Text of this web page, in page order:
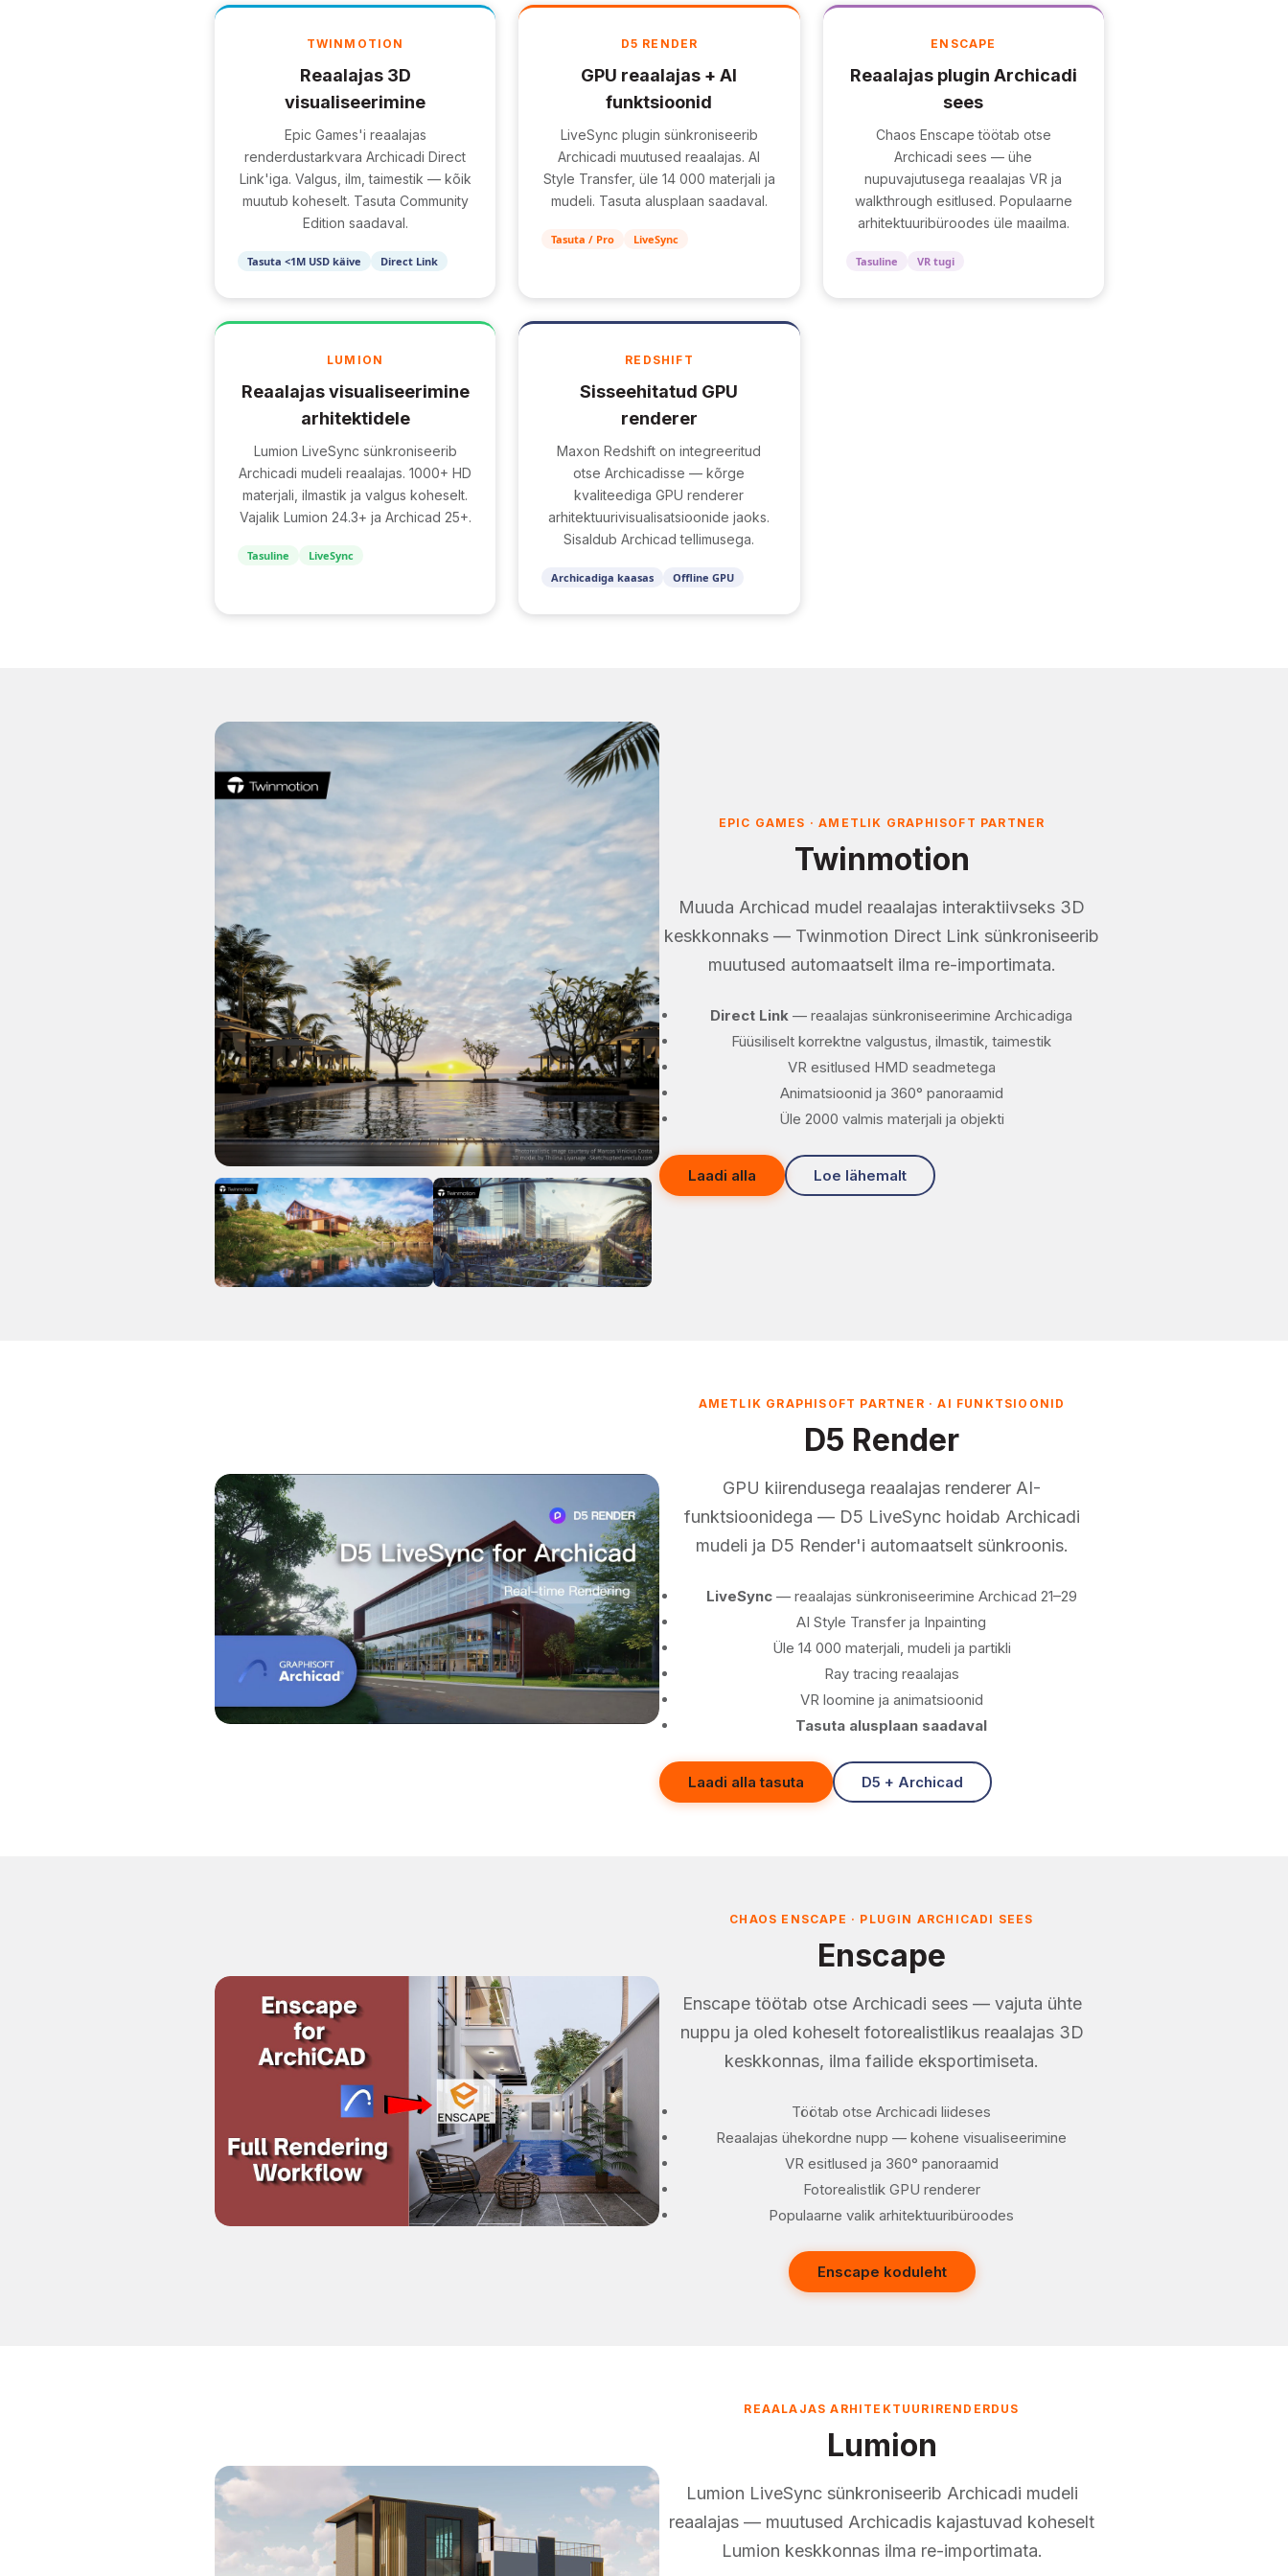
TWINMOTION
Reaalajas 3D
visualiseerimine
Epic Games'i reaalajas
renderdustarkvara Archicadi Direct
Link'iga. Valgus, ilm, taimestik — kõik
muutub koheselt. Tasuta Community
Edition saadaval.
Tasuta <1M USD käive Direct Link
D5 RENDER
GPU reaalajas + AI
funktsioonid
LiveSync plugin sünkroniseerib
Archicadi muutused reaalajas. AI
Style Transfer, üle 14 000 materjali ja
mudeli. Tasuta alusplaan saadaval.
Tasuta / Pro LiveSync
ENSCAPE
Reaalajas plugin Archicadi
sees
Chaos Enscape töötab otse
Archicadi sees — ühe
nupuvajutusega reaalajas VR ja
walkthrough esitlused. Populaarne
arhitektuuribüroodes üle maailma.
Tasuline VR tugi
LUMION
Reaalajas visualiseerimine
arhitektidele
Lumion LiveSync sünkroniseerib
Archicadi mudeli reaalajas. 1000+ HD
materjali, ilmastik ja valgus koheselt.
Vajalik Lumion 24.3+ ja Archicad 25+.
Tasuline LiveSync
REDSHIFT
Sisseehitatud GPU
renderer
Maxon Redshift on integreeritud
otse Archicadisse — kõrge
kvaliteediga GPU renderer
arhitektuurivisualisatsioonide jaoks.
Sisaldub Archicad tellimusega.
Archicadiga kaasas Offline GPU
EPIC GAMES · AMETLIK GRAPHISOFT PARTNER
Twinmotion
Muuda Archicad mudel reaalajas interaktiivseks 3D
keskkonnaks — Twinmotion Direct Link sünkroniseerib
muutused automaatselt ilma re-importimata.
Direct Link — reaalajas sünkroniseerimine Archicadiga
Füüsiliselt korrektne valgustus, ilmastik, taimestik
VR esitlused HMD seadmetega
Animatsioonid ja 360° panoraamid
Üle 2000 valmis materjali ja objekti
Laadi alla Loe lähemalt
AMETLIK GRAPHISOFT PARTNER · AI FUNKTSIOONID
D5 Render
GPU kiirendusega reaalajas renderer AI-
funktsioonidega — D5 LiveSync hoidab Archicadi
mudeli ja D5 Render'i automaatselt sünkroonis.
LiveSync— reaalajas sünkroniseerimine Archicad 21–29
AI Style Transfer ja Inpainting
Üle 14 000 materjali, mudeli ja partikli
Ray tracing reaalajas
VR loomine ja animatsioonid
Tasuta alusplaan saadaval
Laadi alla tasuta D5 + Archicad
CHAOS ENSCAPE · PLUGIN ARCHICADI SEES
Enscape
Enscape töötab otse Archicadi sees — vajuta ühte
nuppu ja oled koheselt fotorealistlikus reaalajas 3D
keskkonnas, ilma failide eksportimiseta.
Töötab otse Archicadi liideses
Reaalajas ühekordne nupp — kohene visualiseerimine
VR esitlused ja 360° panoraamid
Fotorealistlik GPU renderer
Populaarne valik arhitektuuribüroodes
Enscape koduleht
REAALAJAS ARHITEKTUURIRENDERDUS
Lumion
Lumion LiveSync sünkroniseerib Archicadi mudeli
reaalajas — muutused Archicadis kajastuvad koheselt
Lumion keskkonnas ilma re-importimata.